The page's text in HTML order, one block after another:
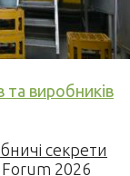
та виробників
секрети
Forum 2026